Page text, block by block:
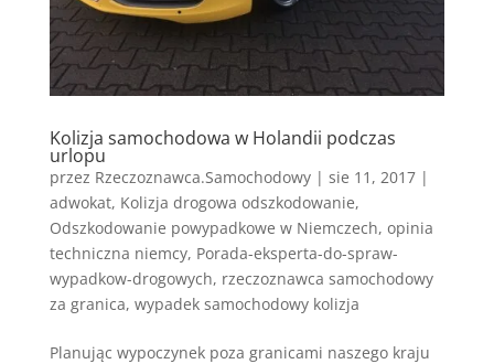
Kolizja samochodowa w Holandii podczas
urlopu
przez Rzeczoznawca.Samochodowy| sie 11, 2017|
adwokat, Kolizja drogowa odszkodowanie,
Odszkodowanie powypadkowe w Niemczech, opinia
techniczna niemcy, Porada-eksperta-do-spraw-
wypadkow-drogowych, rzeczoznawca samochodowy
za granica, wypadek samochodowy kolizja
Planując wypoczynek poza granicami naszego kraju